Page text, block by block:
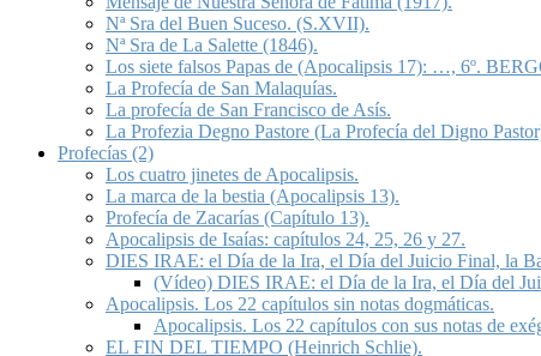
Nª Sra del Buen Suceso. (S.XVII).
Nª Sra de La Salette (1846).
Los siete falsos Papas de (Apocalipsis 17): …, 6º.
La Profecía de San Malaquías.
La profecía de San Francisco de Asís.
La Profezia Degno Pastore (La Profecía del Digno
Profecías (2)
Los cuatro jinetes de Apocalipsis.
La marca de la bestia (Apocalipsis 13).
Profecía de Zacarías (Capítulo 13).
Apocalipsis de Isaías: capítulos 24, 25, 26 y 27.
DIES IRAE: el Día de la Ira, el Día del Juicio Final, la
(Vídeo) DIES IRAE: el Día de la Ira, el Día del
Apocalipsis. Los 22 capítulos sin notas dogmáticas.
Apocalipsis. Los 22 capítulos con sus notas de
EL FIN DEL TIEMPO (Heinrich Schlie).